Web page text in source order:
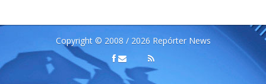
Copyright © 2008 / 2026 Repórter News